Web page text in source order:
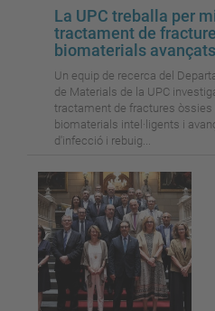
La UPC treballa per
tractament de
biomaterials avançats
Un equip de recerca del
de Materials de la UPC
tractament de fractures òssies
biomaterials intel·ligents i
d'infecció i rebuig...